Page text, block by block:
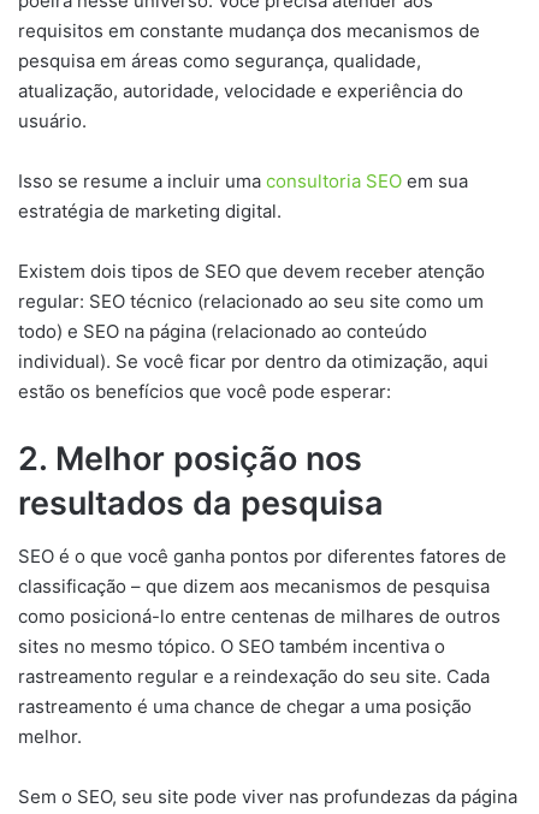
requisitos em constante mudança dos mecanismos de
pesquisa em áreas como segurança, qualidade,
atualização, autoridade, velocidade e experiência do
usuário.
Isso se resume a incluir uma consultoria SEO em sua
estratégia de marketing digital.
Existem dois tipos de SEO que devem receber atenção
regular: SEO técnico (relacionado ao seu site como um
todo) e SEO na página (relacionado ao conteúdo
individual). Se você ficar por dentro da otimização, aqui
estão os benefícios que você pode esperar:
2. Melhor posição nos
resultados da pesquisa
SEO é o que você ganha pontos por diferentes fatores de
classificação – que dizem aos mecanismos de pesquisa
como posicioná-lo entre centenas de milhares de outros
sites no mesmo tópico. O SEO também incentiva o
rastreamento regular e a reindexação do seu site. Cada
rastreamento é uma chance de chegar a uma posição
melhor.
Sem o SEO, seu site pode viver nas profundezas da página